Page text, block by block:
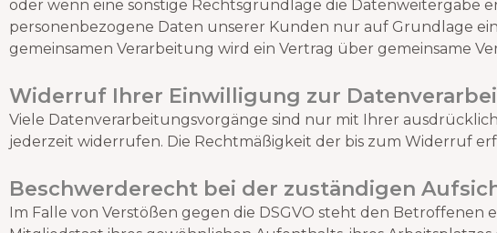
oder wenn eine sonstige Rechtsgrundlage die Datenweitergabe
personenbezogene Daten unserer Kunden nur auf Grundlage
gemeinsamen Verarbeitung wird ein Vertrag über gemeinsame
Widerruf Ihrer Einwilligung zur
Viele Datenverarbeitungsvorgänge sind nur mit Ihrer
jederzeit widerrufen. Die Rechtmäßigkeit der bis zum Widerruf
Beschwerde­recht bei der zuständigen
Im Falle von Verstößen gegen die DSGVO steht den